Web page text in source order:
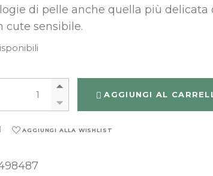
di pelle anche quella più delicata
cute sensibile.
LDF Essenzia DETERGENTE CORPO
AGGIUNGI AL
AGGIUNGI ALLA WISHLIST